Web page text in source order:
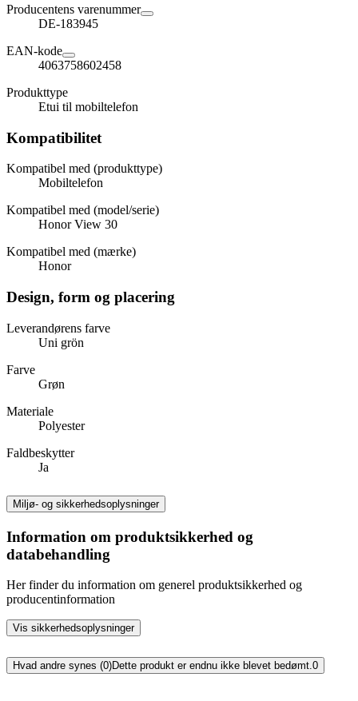
Producentens varenummer
DE-183945
EAN-kode
4063758602458
Produkttype
Etui til mobiltelefon
Kompatibilitet
Kompatibel med (produkttype)
Mobiltelefon
Kompatibel med (model/serie)
Honor View 30
Kompatibel med (mærke)
Honor
Design, form og placering
Leverandørens farve
Uni grön
Farve
Grøn
Materiale
Polyester
Faldbeskytter
Ja
Miljø- og sikkerhedsoplysninger
Information om produktsikkerhed og
databehandling
Her finder du information om generel produktsikkerhed og
producentinformation
Vis sikkerhedsoplysninger
Hvad andre synes (0)Dette produkt er endnu ikke blevet bedømt.0